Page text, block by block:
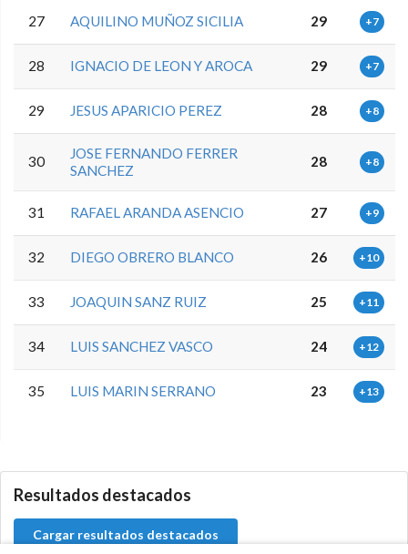
27 AQUILINO MUÑOZ SICILIA 29 +7
28 IGNACIO DE LEON Y AROCA 29 +7
29 JESUS APARICIO PEREZ 28 +8
30
JOSE FERNANDO FERRER
SANCHEZ
28 +8
31 RAFAEL ARANDA ASENCIO 27 +9
32 DIEGO OBRERO BLANCO 26 +10
33 JOAQUIN SANZ RUIZ 25 +11
34 LUIS SANCHEZ VASCO 24 +12
35 LUIS MARIN SERRANO 23 +13
Resultados destacados
Cargar resultados destacados